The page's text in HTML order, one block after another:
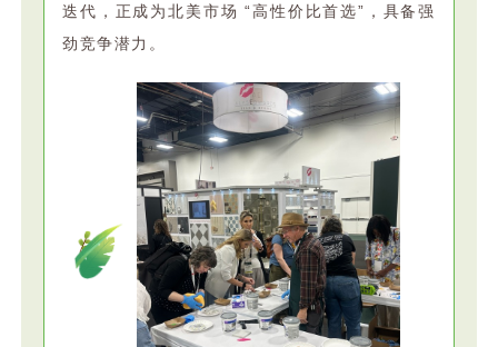
迭代，正成为北美市场 “高性价比首选”，具备强
劲竞争潜力。